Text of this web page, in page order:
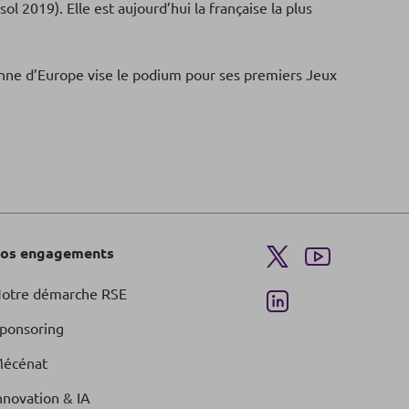
2019). Elle est aujourd’hui la française la plus
d’Europe vise le podium pour ses premiers Jeux
engagements
démarche RSE
& IA